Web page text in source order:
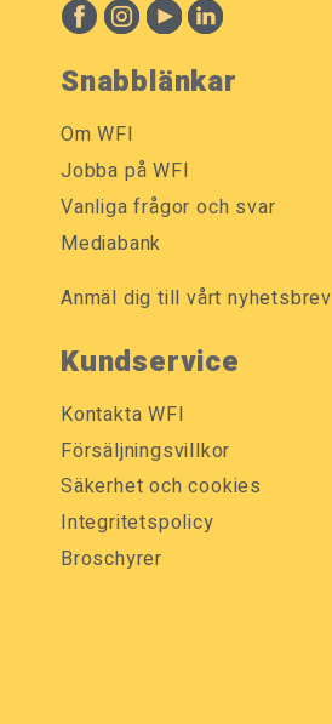
Snabblänkar
Om WFI
Jobba på WFI
Vanliga frågor och svar
Mediabank
Anmäl dig till vårt nyhetsbrev
Kundservice
Kontakta WFI
Försäljningsvillkor
Säkerhet och cookies
Integritetspolicy
Broschyrer